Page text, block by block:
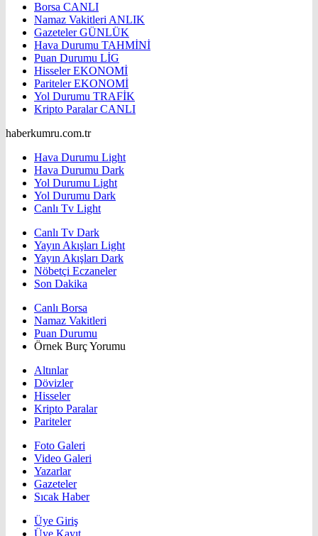
Borsa CANLI
Namaz Vakitleri ANLIK
GazetelerGÜNLÜK
Hava Durumu TAHMİNİ
Puan Durumu LİG
HisselerEKONOMİ
ParitelerEKONOMİ
Yol Durumu TRAFİK
Kripto ParalarCANLI
haberkumru.com.tr
Hava Durumu Light
Hava Durumu Dark
Yol Durumu Light
Yol Durumu Dark
Canlı Tv Light
Canlı Tv Dark
Yayın Akışları Light
Yayın Akışları Dark
Nöbetçi Eczaneler
Son Dakika
Canlı Borsa
Namaz Vakitleri
Puan Durumu
Örnek Burç Yorumu
Altınlar
Dövizler
Hisseler
Kripto Paralar
Pariteler
Foto Galeri
Video Galeri
Yazarlar
Gazeteler
Sıcak Haber
Üye Giriş